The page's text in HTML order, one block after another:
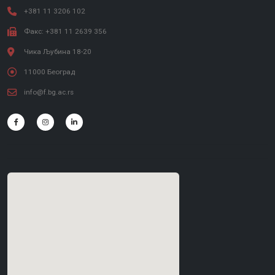
+381 11 3206 102
Факс: +381 11 2639 356
Чика Љубина 18-20
11000 Београд
info@f.bg.ac.rs